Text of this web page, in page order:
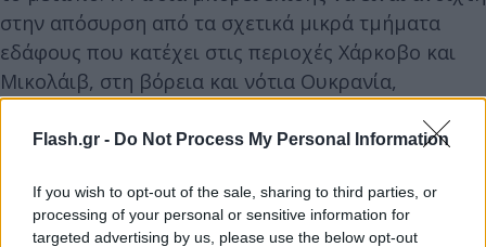
Flash.gr - Do Not Process My Personal Information
If you wish to opt-out of the sale, sharing to third parties, or
processing of your personal or sensitive information for
targeted advertising by us, please use the below opt-out
στην απόσυρση από τα σχετικά μικρά τμήματα
εδάφους που κατέχει στις περιοχές Χάρκοβο και
Μικολάιβ, στη βόρεια και νότια Ουκρανία,
δήλωσαν δύο από τους αξιωματούχους.
συμφωνία κατάπαυσης του πυρός πρέπει να
αντικατοπτρίζει τις «πραγματικότητες» στο